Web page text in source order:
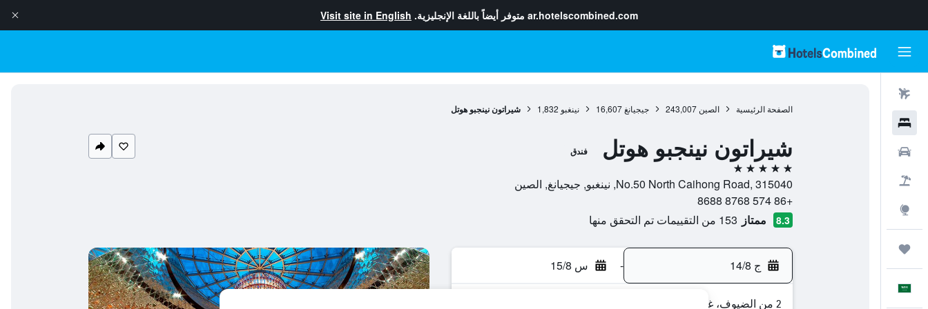
ar.hotelscombined.com متوفر أيضاً باللغة الإنجليزية. Visit site in English
الصفحة الرئيسية الصين 243,007 جيجيانغ 16,607 نينغبو 1,832 شيراتون نينجبو هوتل
شيراتون نينجبو هوتل فندق
5 نجوم
No.50 North Caihong Road, 315040, نينغبو, جيجيانغ, الصين
+86 574 8768 8688
8.3 ممتاز 153 من التقييمات تم التحقق منها
ج 14/8 - س 15/8
2 من الضيوف، غرفة واحدة